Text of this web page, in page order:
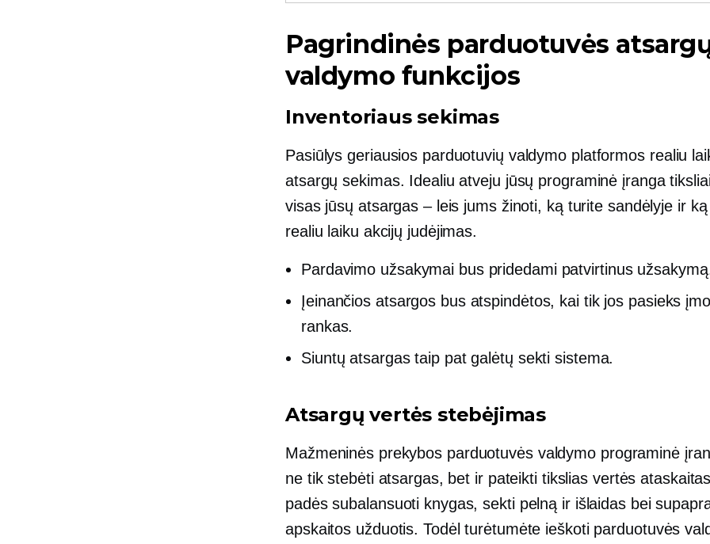
Pagrindinės parduotuvės
valdymo funkcijos
Inventoriaus sekimas
Pasiūlys geriausios parduotuvių valdymo platformos realiu
atsargų sekimas. Idealiu atveju jūsų programinė įranga
visas jūsų atsargas – leis jums žinoti, ką turite sandėlyje ir
realiu laiku akcijų judėjimas.
Pardavimo užsakymai bus pridedami patvirtinus
Įeinančios atsargos bus atspindėtos, kai tik jos pasieks
rankas.
Siuntų atsargas taip pat galėtų sekti sistema.
Atsargų vertės stebėjimas
Mažmeninės prekybos parduotuvės valdymo programinė
ne tik stebėti atsargas, bet ir pateikti tikslias vertės
padės subalansuoti knygas, sekti pelną ir išlaidas bei
apskaitos užduotis. Todėl turėtumėte ieškoti parduotuvės